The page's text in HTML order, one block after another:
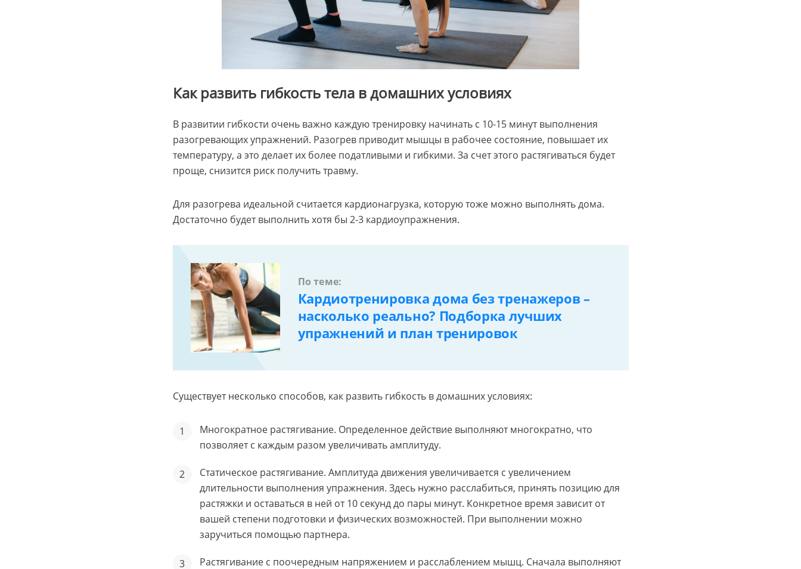
Как развить гибкость тела в домашних условиях
В развитии гибкости очень важно каждую тренировку начинать с 10-15 минут выполнения
разогревающих упражнений. Разогрев приводит мышцы в рабочее состояние, повышает их
температуру, а это делает их более податливыми и гибкими. За счет этого растягиваться будет
проще, снизится риск получить травму.
Для разогрева идеальной считается кардионагрузка, которую тоже можно выполнять дома.
Достаточно будет выполнить хотя бы 2-3 кардиоупражнения.
По теме:
Кардиотренировка дома без тренажеров –
насколько реально? Подборка лучших
упражнений и план тренировок
Существует несколько способов, как развить гибкость в домашних условиях:
Многократное растягивание. Определенное действие выполняют многократно, что
позволяет с каждым разом увеличивать амплитуду.
Статическое растягивание. Амплитуда движения увеличивается с увеличением
длительности выполнения упражнения. Здесь нужно расслабиться, принять позицию для
растяжки и оставаться в ней от 10 секунд до пары минут. Конкретное время зависит от
вашей степени подготовки и физических возможностей. При выполнении можно
заручиться помощью партнера.
Растягивание с поочередным напряжением и расслаблением мышц. Сначала выполняют